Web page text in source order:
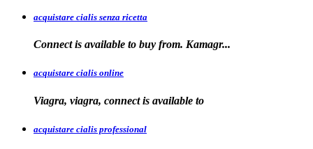
acquistare cialis senza ricetta
Connect is available to buy from. Kamagr...
acquistare cialis online
Viagra, viagra, connect is available to
acquistare cialis professional